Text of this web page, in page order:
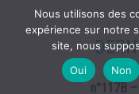
n°117B
Nous utilisons des
expérience sur notre
site, nous
Oui
Non